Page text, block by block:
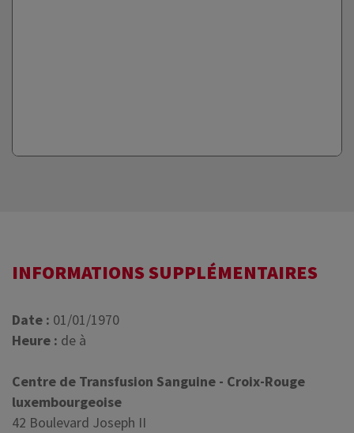
INFORMATIONS SUPPLÉMENTAIRES
Date : 01/01/1970
Heure : de à
Centre de Transfusion Sanguine - Croix-Rouge
luxembourgeoise
42 Boulevard Joseph II